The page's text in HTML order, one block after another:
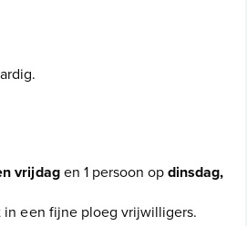
vrijdagen 1 persoon opdinsdag,
een fijne ploeg vrijwilligers.